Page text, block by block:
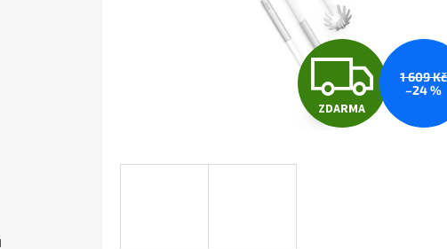
Z
D
ZDARMA
1 609 Kč
–24 %